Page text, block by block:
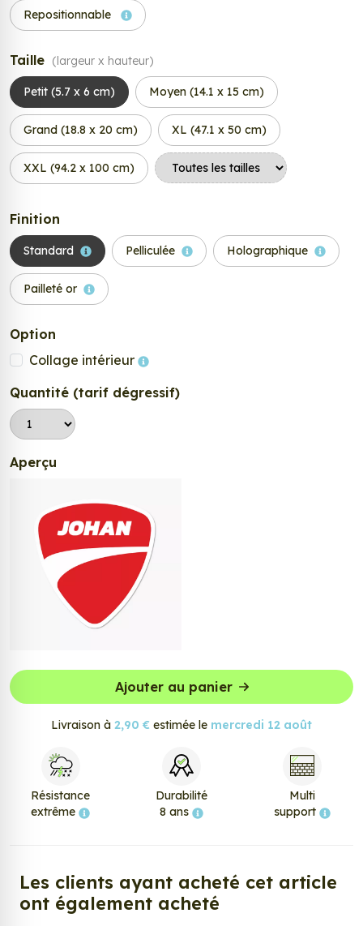
Repositionnable
Taille (largeur x hauteur)
Petit (5.7 x 6 cm) Moyen (14.1 x 15 cm)
Grand (18.8 x 20 cm) XL (47.1 x 50 cm)
XXL (94.2 x 100 cm)
Finition
Standard Pelliculée Holographique
Pailleté or
Option
Collage intérieur
Quantité (tarif dégressif)
Aperçu
Ajouter au panier
Livraison à 2,90 € estimée le mercredi 12 août
Résistance
extrême
Durabilité
8 ans
Multi
support
Les clients ayant acheté cet article
ont également acheté